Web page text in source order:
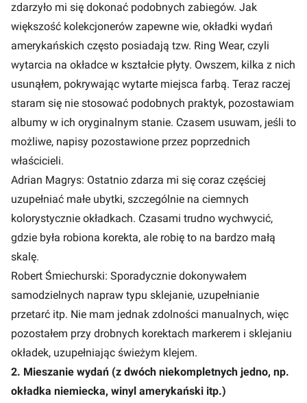
zdarzyło mi się dokonać podobnych zabiegów. Jak
większość kolekcjonerów zapewne wie, okładki wydań
amerykańskich często posiadają tzw. Ring Wear, czyli
wytarcia na okładce w kształcie płyty. Owszem, kilka z nich
usunąłem, pokrywając wytarte miejsca farbą. Teraz raczej
staram się nie stosować podobnych praktyk, pozostawiam
albumy w ich oryginalnym stanie. Czasem usuwam, jeśli to
możliwe, napisy pozostawione przez poprzednich
właścicieli.
Adrian Magrys: Ostatnio zdarza mi się coraz częściej
uzupełniać małe ubytki, szczególnie na ciemnych
kolorystycznie okładkach. Czasami trudno wychwycić,
gdzie była robiona korekta, ale robię to na bardzo małą
skalę.
Robert Śmiechurski: Sporadycznie dokonywałem
samodzielnych napraw typu sklejanie, uzupełnianie
przetarć itp. Nie mam jednak zdolności manualnych, więc
pozostałem przy drobnych korektach markerem i sklejaniu
okładek, uzupełniając świeżym klejem.
2. Mieszanie wydań (z dwóch niekompletnych jedno, np.
okładka niemiecka, winyl amerykański itp.)